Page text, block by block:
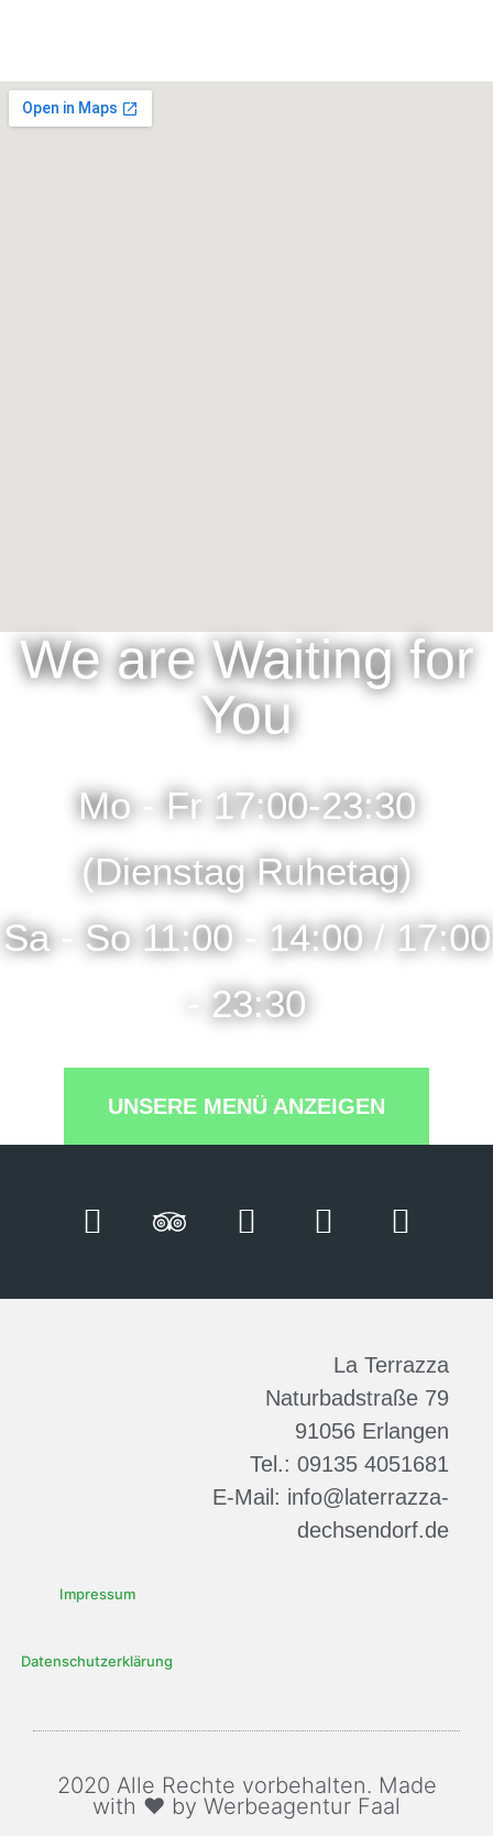
We are Waiting for
You
Mo - Fr 17:00-23:30
(Dienstag Ruhetag)
Sa - So 11:00 - 14:00 / 17:00
- 23:30
UNSERE MENÜ ANZEIGEN
La Terrazza
Naturbadstraße 79
91056 Erlangen
Tel.: 09135 4051681
E-Mail: info@laterrazza-
dechsendorf.de
Impressum
Datenschutzerklärung
2020 Alle Rechte vorbehalten. Made
with ♥ by Werbeagentur Faal